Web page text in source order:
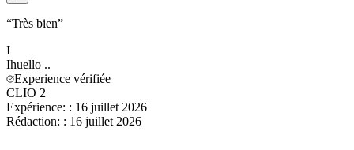
“Très bien”
I
Ihuello ..
Experience vérifiée
CLIO 2
Expérience: : 16 juillet 2026
Rédaction: : 16 juillet 2026